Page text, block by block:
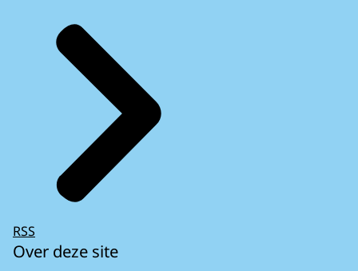
RSS
Over deze site